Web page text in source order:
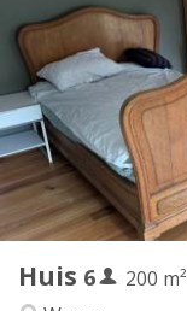
Huis 6
200 m²